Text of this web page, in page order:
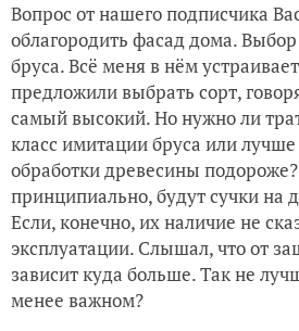
Вопрос от нашего подписчика
облагородить фасад дома.
бруса. Всё меня в нём
предложили выбрать сорт,
самый высокий. Но нужно ли
класс имитации бруса или лучше
обработки древесины
принципиально, будут сучки на
Если, конечно, их наличие не
эксплуатации. Слышал, что от
зависит куда больше. Так не
менее важном?